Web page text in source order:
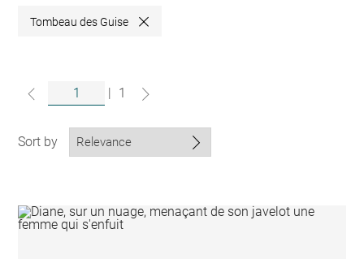
Tombeau des Guise Close
1
Sort by